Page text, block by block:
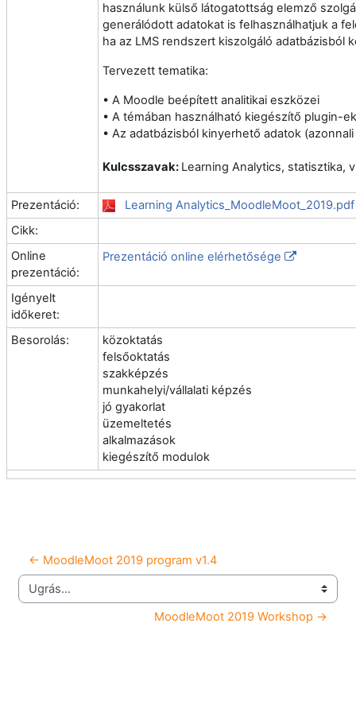
használunk külső látogatottság elemző
generálódott adatokat is felhasználhatjuk a
ha az LMS rendszert kiszolgáló adatbázisból
Tervezett tematika:
• A Moodle beépített analitikai eszközei
• A témában használható kiegészítő plugin-ek
• Az adatbázisból kinyerhető adatok
Kulcsszavak: Learning Analytics, statisztika,
Prezentáció:
Learning Analytics_MoodleMoot_2019.pdf
Cikk:
Online
prezentáció:
Prezentáció online elérhetősége
Igényelt
időkeret:
Besorolás:
közoktatás
felsőoktatás
szakképzés
munkahelyi/vállalati képzés
jó gyakorlat
üzemeltetés
alkalmazások
kiegészítő modulok
← MoodleMoot 2019 program v1.4
Ugrás...
MoodleMoot 2019 Workshop →